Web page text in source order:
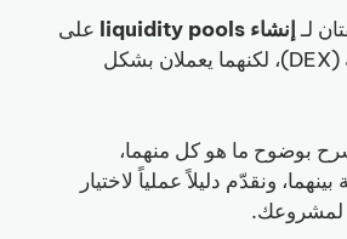
لـإنشاء liquidity pools
على
المنصات اللامركزية (DEX)، لكنهما يعملان بشكل
بوضوح ما هو كل منهما،
ونقدّم دليلاً عملياً لاختيار
لمشروعك.